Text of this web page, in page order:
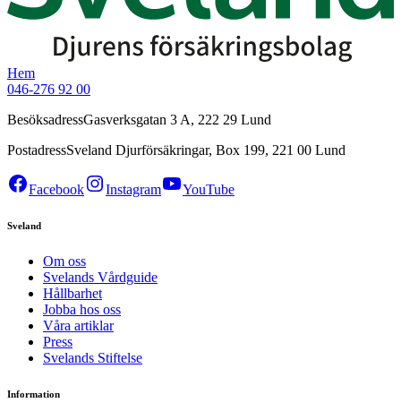
Hem
046-276 92 00
BesöksadressGasverksgatan 3 A, 222 29 Lund
PostadressSveland Djurförsäkringar, Box 199, 221 00 Lund
Facebook Instagram YouTube
Sveland
Om oss
Svelands Vårdguide
Hållbarhet
Jobba hos oss
Våra artiklar
Press
Svelands Stiftelse
Information